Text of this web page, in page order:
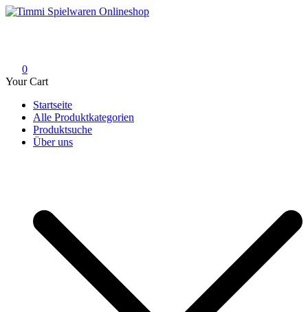
Skip
0
Your Cart
Startseite
Alle Produktkategorien
Produktsuche
Über uns